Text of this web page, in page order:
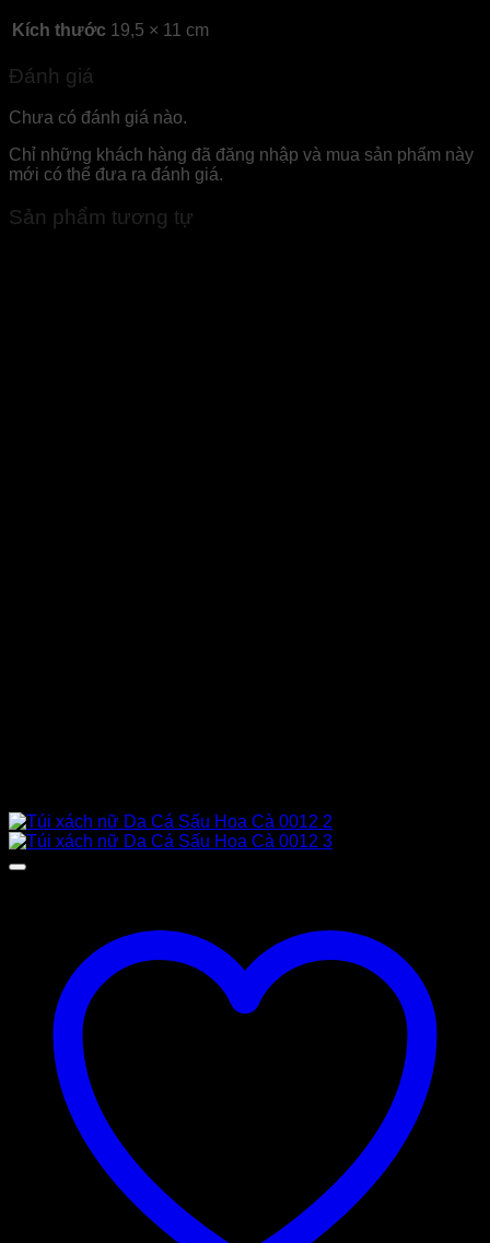
Kích thước 19,5 × 11 cm
Đánh giá
Chưa có đánh giá nào.
Chỉ những khách hàng đã đăng nhập và mua sản phẩm này
mới có thể đưa ra đánh giá.
Sản phẩm tương tự